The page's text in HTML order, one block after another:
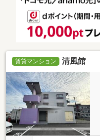
賃貸マンション 清風館